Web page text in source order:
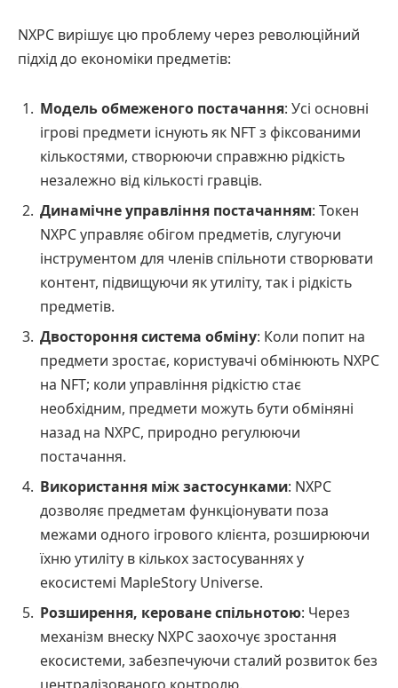
NXPC вирішує цю проблему через революційний
підхід до економіки предметів:
Модель обмеженого постачання: Усі основні
ігрові предмети існують як NFT з фіксованими
кількостями, створюючи справжню рідкість
незалежно від кількості гравців.
Динамічне управління постачанням: Токен
NXPC управляє обігом предметів, слугуючи
інструментом для членів спільноти створювати
контент, підвищуючи як утиліту, так і рідкість
предметів.
Двостороння система обміну: Коли попит на
предмети зростає, користувачі обмінюють NXPC
на NFT; коли управління рідкістю стає
необхідним, предмети можуть бути обміняні
назад на NXPC, природно регулюючи
постачання.
Використання між застосунками: NXPC
дозволяє предметам функціонувати поза
межами одного ігрового клієнта, розширюючи
їхню утиліту в кількох застосуваннях у
екосистемі MapleStory Universe.
Розширення, кероване спільнотою: Через
механізм внеску NXPC заохочує зростання
екосистеми, забезпечуючи сталий розвиток без